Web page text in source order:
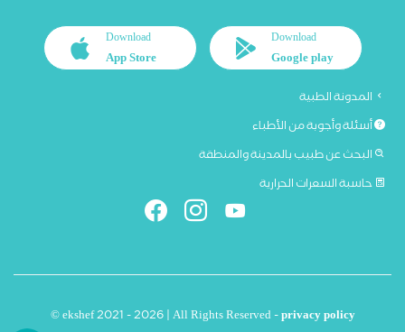
Download
Google play
Download
App Store
المدونة الطبية
أسئلة وأجوبة من الأطباء
البحث عن طبيب بالمدينة والمنطقة
حاسبة السعرات الحرارية
© ekshef 2021 - 2026 | All Rights Reserved -privacy policy